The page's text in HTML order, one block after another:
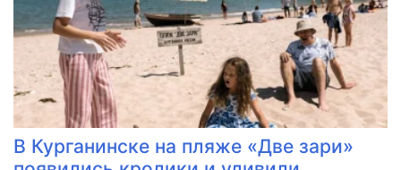
В Курганинске на пляже «Две зари»